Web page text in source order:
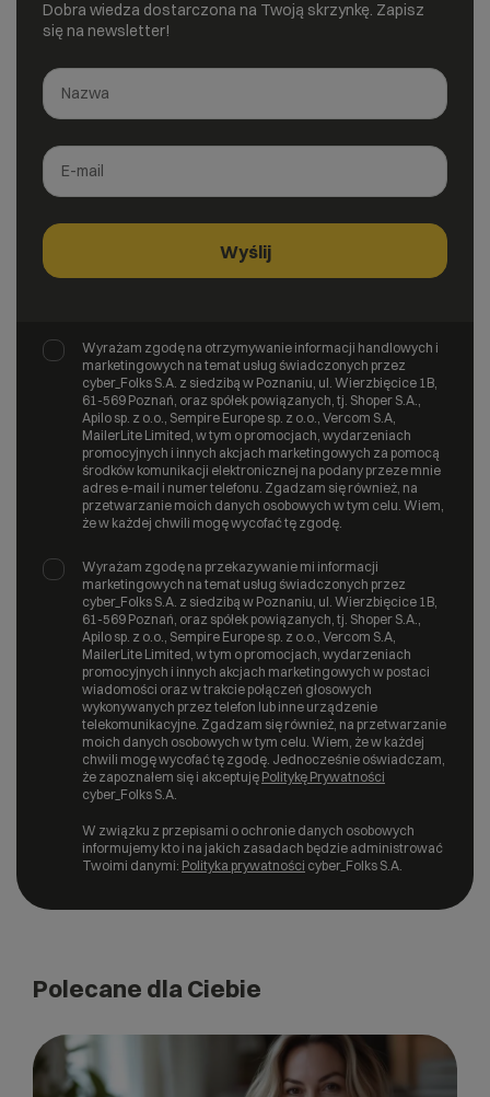
Dobra wiedza dostarczona na Twoją skrzynkę. Zapisz
się na newsletter!
Wyrażam zgodę na otrzymywanie informacji handlowych i
marketingowych na temat usług świadczonych przez
cyber_Folks S.A. z siedzibą w Poznaniu, ul. Wierzbięcice 1B,
61-569 Poznań, oraz spółek powiązanych, tj. Shoper S.A.,
Apilo sp. z o.o., Sempire Europe sp. z o.o., Vercom S.A,
MailerLite Limited, w tym o promocjach, wydarzeniach
promocyjnych i innych akcjach marketingowych za pomocą
środków komunikacji elektronicznej na podany przeze mnie
adres e-mail i numer telefonu. Zgadzam się również, na
przetwarzanie moich danych osobowych w tym celu. Wiem,
że w każdej chwili mogę wycofać tę zgodę.
Wyrażam zgodę na przekazywanie mi informacji
marketingowych na temat usług świadczonych przez
cyber_Folks S.A. z siedzibą w Poznaniu, ul. Wierzbięcice 1B,
61-569 Poznań, oraz spółek powiązanych, tj. Shoper S.A.,
Apilo sp. z o.o., Sempire Europe sp. z o.o., Vercom S.A,
MailerLite Limited, w tym o promocjach, wydarzeniach
promocyjnych i innych akcjach marketingowych w postaci
wiadomości oraz w trakcie połączeń głosowych
wykonywanych przez telefon lub inne urządzenie
telekomunikacyjne. Zgadzam się również, na przetwarzanie
moich danych osobowych w tym celu. Wiem, że w każdej
chwili mogę wycofać tę zgodę. Jednocześnie oświadczam,
że zapoznałem się i akceptuję Politykę Prywatności
cyber_Folks S.A.
W związku z przepisami o ochronie danych osobowych
informujemy kto i na jakich zasadach będzie administrować
Twoimi danymi: Polityka prywatności cyber_Folks S.A.
Polecane dla Ciebie